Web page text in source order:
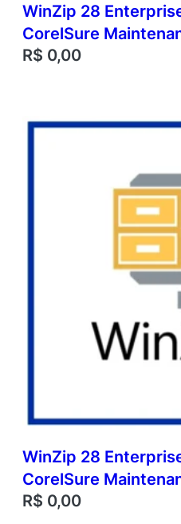
WinZip 28
CorelSure
R$ 0,00
WinZip 28
CorelSure
R$ 0,00